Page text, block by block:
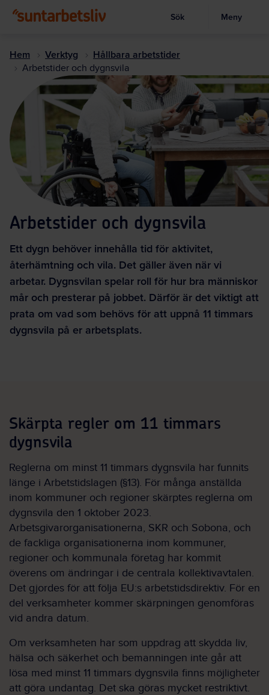
till
Visa sökruta
Sök Meny
Hem Verktyg Hållbara arbetstider
Arbetstider och dygnsvila
Arbetstider och dygnsvila
Ett dygn behöver innehålla tid för aktivitet,
återhämtning och vila. Det gäller även när vi
arbetar. Dygnsvilan spelar roll för hur bra människor
mår och presterar på jobbet. Därför är det viktigt att
prata om vad som behövs för att uppnå 11 timmars
dygnsvila på er arbetsplats.
Skärpta regler om 11 timmars
dygnsvila
Reglerna om minst 11 timmars dygnsvila har funnits
länge i Arbetstidslagen (§13). För många anställda
inom kommuner och regioner skärptes reglerna om
dygnsvila den 1 oktober 2023.
Arbetsgivarorganisationerna, SKR och Sobona, och
de fackliga organisationerna inom kommuner,
regioner och kommunala företag har kommit
överens om ändringar i de centrala kollektivavtalen.
Det gjordes för att följa EU:s arbetstidsdirektiv. För en
del verksamheter kommer skärpningen genomföras
vid andra datum.
Om verksamheten har som uppdrag att skydda liv,
hälsa och säkerhet och bemanningen inte går att
lösa med minst 11 timmars dygnsvila finns möjligheter
att göra undantag. Det ska göras mycket restriktivt.